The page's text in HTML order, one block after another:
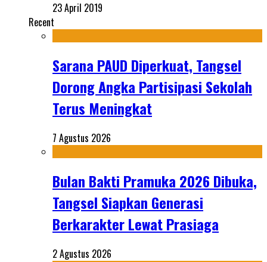
23 April 2019
Recent
Sarana PAUD Diperkuat, Tangsel
Dorong Angka Partisipasi Sekolah
Terus Meningkat
7 Agustus 2026
Bulan Bakti Pramuka 2026 Dibuka,
Tangsel Siapkan Generasi
Berkarakter Lewat Prasiaga
2 Agustus 2026